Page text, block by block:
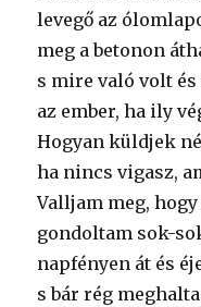
levegő az
meg a betonon
s mire való volt
az ember, ha ily
Hogyan küldjek
ha nincs vigasz,
Valljam meg,
gondoltam sok-
napfényen át és
s bár rég